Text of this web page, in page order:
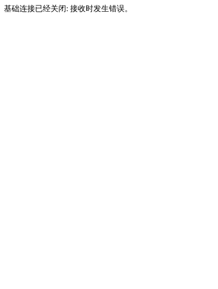
基础连接已经关闭: 接收时发生错误。